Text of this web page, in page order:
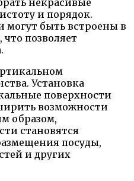
некрасивые
и порядок.
быть встроены в
позволяет
Установка
поверхности
возможности
образом,
становятся
посуды,
и других